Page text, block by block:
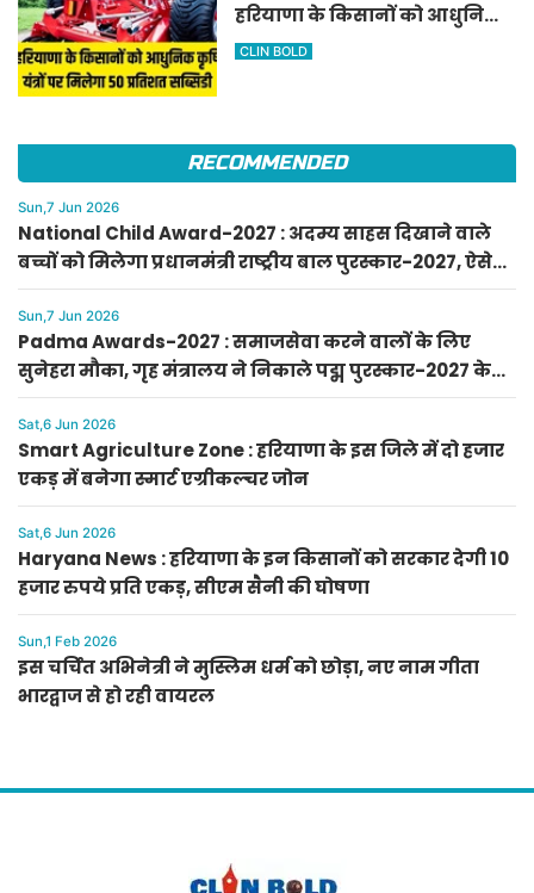
हरियाणा के किसानों को आधुनिक
कृषि यंत्रों पर मिलेगा 50 प्रतिशत
CLIN BOLD
RECOMMENDED
Sun,7 Jun 2026
National Child Award-2027 : अदम्य साहस दिखाने वाले
बच्चों को मिलेगा प्रधानमंत्री राष्ट्रीय बाल पुरस्कार-2027, ऐसे
करें आवेदन
Sun,7 Jun 2026
Padma Awards-2027 : समाजसेवा करने वालों के लिए
सुनेहरा मौका, गृह मंत्रालय ने निकाले पद्म पुरस्कार-2027 के
लिए आवेदन
Sat,6 Jun 2026
Smart Agriculture Zone : हरियाणा के इस जिले में दो हजार
एकड़ में बनेगा स्मार्ट एग्रीकल्चर जोन
Sat,6 Jun 2026
Haryana News : हरियाणा के इन किसानों को सरकार देगी 10
हजार रुपये प्रति एकड़, सीएम सैनी की घोषणा
Sun,1 Feb 2026
इस चर्चित अभिनेत्री ने मुस्लिम धर्म को छोड़ा, नए नाम गीता
भारद्वाज से हो रही वायरल